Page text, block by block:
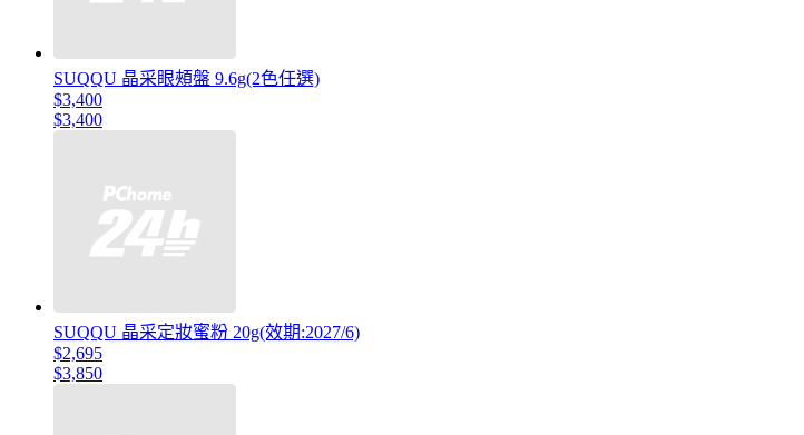
SUQQU 晶采眼頰盤 9.6g(2色任選)
$3,400
$3,400
SUQQU 晶采定妝蜜粉 20g(效期:2027/6)
$2,695
$3,850